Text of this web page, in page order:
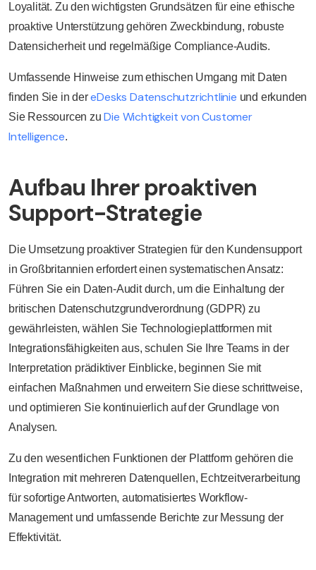
Loyalität. Zu den wichtigsten Grundsätzen für eine ethische
proaktive Unterstützung gehören Zweckbindung, robuste
Datensicherheit und regelmäßige Compliance-Audits.
Umfassende Hinweise zum ethischen Umgang mit Daten
finden Sie in der eDesks Datenschutzrichtlinie und erkunden
Sie Ressourcen zu Die Wichtigkeit von Customer
Intelligence.
Aufbau Ihrer proaktiven
Support-Strategie
Die Umsetzung proaktiver Strategien für den Kundensupport
in Großbritannien erfordert einen systematischen Ansatz:
Führen Sie ein Daten-Audit durch, um die Einhaltung der
britischen Datenschutzgrundverordnung (GDPR) zu
gewährleisten, wählen Sie Technologieplattformen mit
Integrationsfähigkeiten aus, schulen Sie Ihre Teams in der
Interpretation prädiktiver Einblicke, beginnen Sie mit
einfachen Maßnahmen und erweitern Sie diese schrittweise,
und optimieren Sie kontinuierlich auf der Grundlage von
Analysen.
Zu den wesentlichen Funktionen der Plattform gehören die
Integration mit mehreren Datenquellen, Echtzeitverarbeitung
für sofortige Antworten, automatisiertes Workflow-
Management und umfassende Berichte zur Messung der
Effektivität.